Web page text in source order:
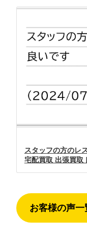
スタッフの方のレ
宅配買取 出張買取
お客様の声一